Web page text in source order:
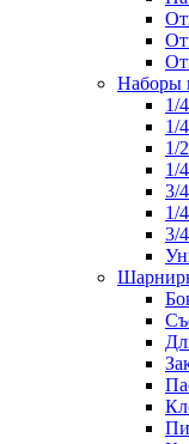
Наборы
1/
1/
1/
1/
3/
1/
3/